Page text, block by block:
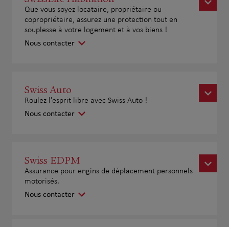
Que vous soyez locataire, propriétaire ou
copropriétaire, assurez une protection tout en
souplesse à votre logement et à vos biens !
Nous contacter
Swiss Auto
Roulez l'esprit libre avec Swiss Auto !
Nous contacter
Swiss EDPM
Assurance pour engins de déplacement personnels
motorisés.
Nous contacter